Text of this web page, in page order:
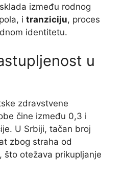
između rodnog
i tranziciju, proces
identitetu.
u
zdravstvene
čine između 0,3 i
U Srbiji, tačan broj
zbog straha od
što otežava prikupljanje